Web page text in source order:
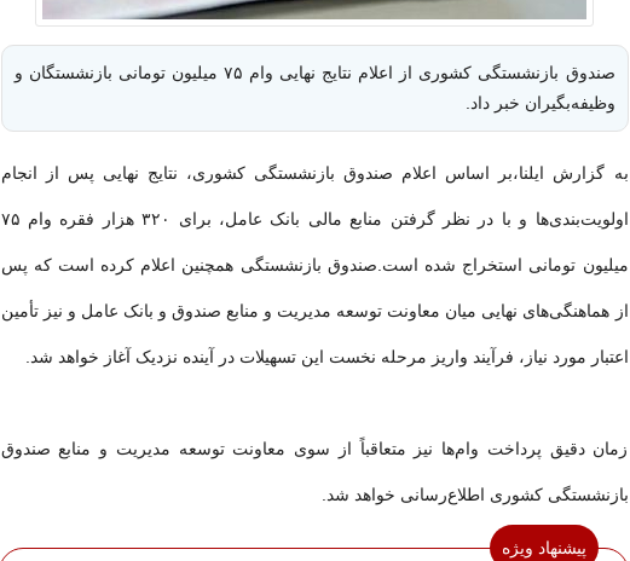
صندوق بازنشستگی کشوری از اعلام نتایج نهایی وام ۷۵ میلیون تومانی بازنشستگان و
وظیفه‌بگیران خبر داد.
به گزارش ایلنا،بر اساس اعلام صندوق بازنشستگی کشوری، نتایج نهایی پس از انجام
اولویت‌بندی‌ها و با در نظر گرفتن منابع مالی بانک عامل، برای ۳۲۰ هزار فقره وام ۷۵
میلیون تومانی استخراج شده است.صندوق بازنشستگی همچنین اعلام کرده است که پس
از هماهنگی‌های نهایی میان معاونت توسعه مدیریت و منابع صندوق و بانک عامل و نیز تأمین
اعتبار مورد نیاز، فرآیند واریز مرحله نخست این تسهیلات در آینده نزدیک آغاز خواهد شد.
زمان دقیق پرداخت وام‌ها نیز متعاقباً از سوی معاونت توسعه مدیریت و منابع صندوق
بازنشستگی کشوری اطلاع‌رسانی خواهد شد.
پیشنهاد ویژه